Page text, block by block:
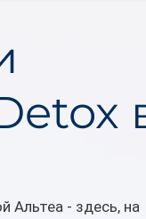
Альтеа - здесь, на